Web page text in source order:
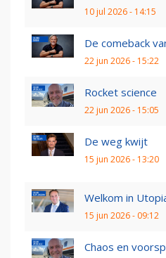
10 jul 2026 - 14:15
De comeback
22 jun 2026 - 15:22
Rocket science
22 jun 2026 - 15:05
De weg kwijt
15 jun 2026 - 13:20
Welkom in
15 jun 2026 - 09:12
Chaos en